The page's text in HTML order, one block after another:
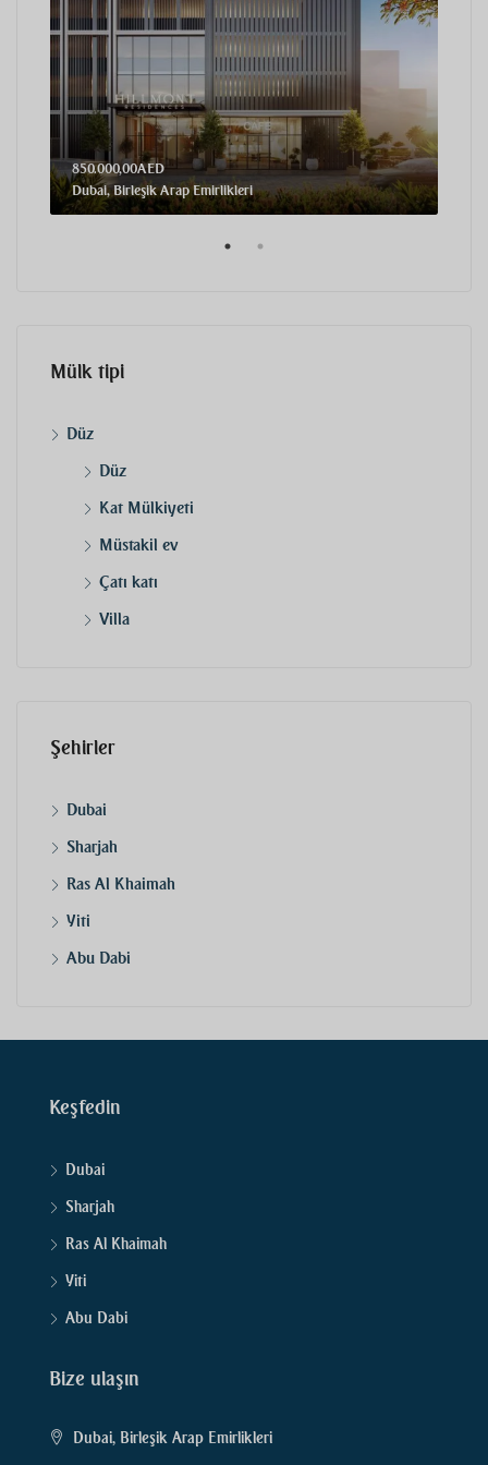
850.000,00AED
Dubai, Birleşik Arap Emirlikleri
Mülk tipi
Düz
Düz
Kat Mülkiyeti
Müstakil ev
Çatı katı
Villa
Şehirler
Dubai
Sharjah
Ras Al Khaimah
Yiti
Abu Dabi
Keşfedin
Dubai
Sharjah
Ras Al Khaimah
Yiti
Abu Dabi
Bize ulaşın
Dubai, Birleşik Arap Emirlikleri